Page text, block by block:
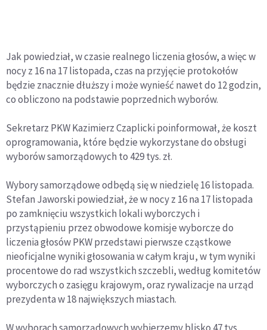
Jak powiedział, w czasie realnego liczenia głosów, a więc w
nocy z 16 na 17 listopada, czas na przyjęcie protokołów
będzie znacznie dłuższy i może wynieść nawet do 12 godzin,
co obliczono na podstawie poprzednich wyborów.
Sekretarz PKW Kazimierz Czaplicki poinformował, że koszt
oprogramowania, które będzie wykorzystane do obsługi
wyborów samorządowych to 429 tys. zł.
Wybory samorządowe odbędą się w niedzielę 16 listopada.
Stefan Jaworski powiedział, że w nocy z 16 na 17 listopada
po zamknięciu wszystkich lokali wyborczych i
przystąpieniu przez obwodowe komisje wyborcze do
liczenia głosów PKW przedstawi pierwsze cząstkowe
nieoficjalne wyniki głosowania w całym kraju, w tym wyniki
procentowe do rad wszystkich szczebli, według komitetów
wyborczych o zasięgu krajowym, oraz rywalizacje na urząd
prezydenta w 18 największych miastach.